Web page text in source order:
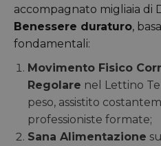
accompagnato migliaia di
Benessere duraturo,
fondamentali:
Movimento Fisico
Regolare nel Lettino
peso, assistito
professioniste formate;
Sana Alimentazione